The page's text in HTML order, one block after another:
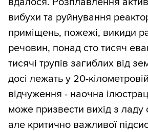
вибухи та руйнування
приміщень, пожежі, викиди
речовин, понад сто тисяч
тисячі трупів загиблих від
досі лежать у 20-
відчуження - наочна
може призвести вихід з ладу
але критично важливої